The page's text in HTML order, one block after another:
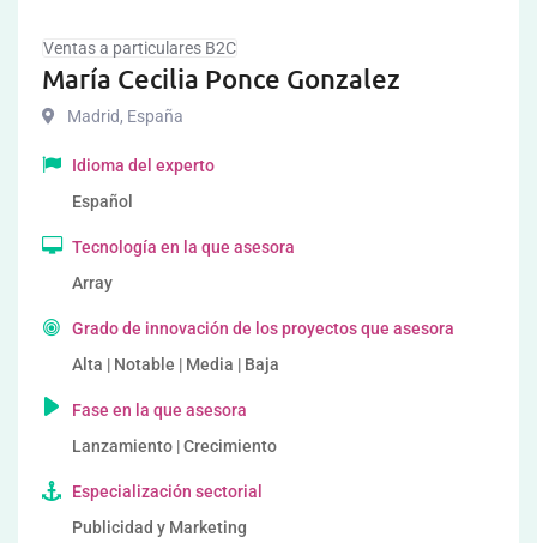
Ventas a particulares B2C
María Cecilia Ponce Gonzalez
Madrid, España
Idioma del experto
Español
Tecnología en la que asesora
Array
Grado de innovación de los proyectos que asesora
Alta | Notable | Media | Baja
Fase en la que asesora
Lanzamiento | Crecimiento
Especialización sectorial
Publicidad y Marketing